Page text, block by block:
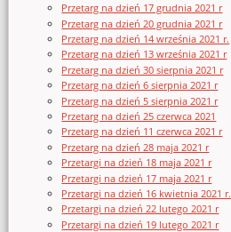
Przetarg na dzień 17 grudnia 2021 r
Przetarg na dzień 20 grudnia 2021 r
Przetarg na dzień 14 września 2021 r.
Przetarg na dzień 13 września 2021 r
Przetarg na dzień 30 sierpnia 2021 r
Przetarg na dzień 6 sierpnia 2021 r
Przetarg na dzień 5 sierpnia 2021 r
Przetarg na dzień 25 czerwca 2021
Przetarg na dzień 11 czerwca 2021 r
Przetarg na dzień 28 maja 2021 r
Przetargi na dzień 18 maja 2021 r
Przetargi na dzień 17 maja 2021 r
Przetargi na dzień 16 kwietnia 2021 r.
Przetargi na dzień 22 lutego 2021 r
Przetargi na dzień 19 lutego 2021 r